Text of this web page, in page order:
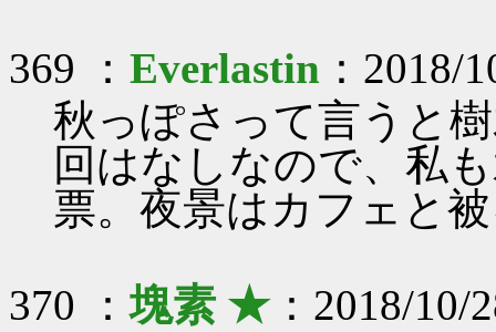
369 ： Everlastin ：2018/
秋っぽさって言うと
回はなしなので、私
票。夜景はカフェと
370 ：塊素 ★：2018/10/